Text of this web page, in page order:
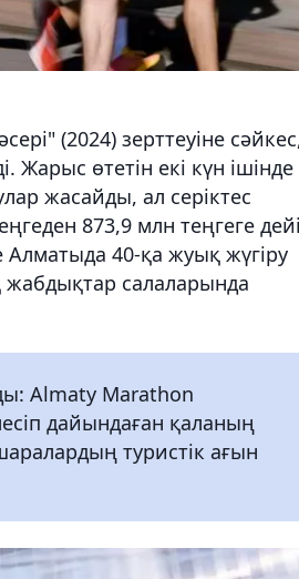
(2024) зерттеуіне
өтетін екі күн ішінде
жасайды, ал серіктес
873,9 млн теңгеге
Алматыда 40-қа жуық жүгіру
жабдықтар салаларында
Almaty Marathon
дайындаған қаланың
туристік ағын